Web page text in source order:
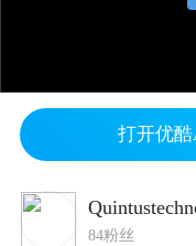
打开优
84粉丝